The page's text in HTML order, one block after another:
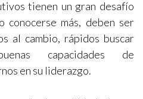
tienen un gran desafío
conocerse más, deben ser
al cambio, rápidos buscar
capacidades de
en su liderazgo.